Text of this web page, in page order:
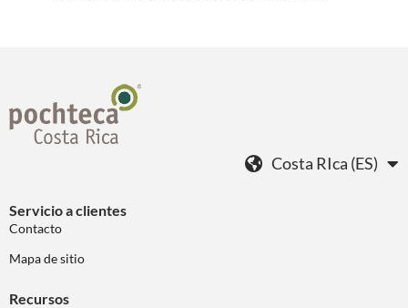
Costa RIca (ES)
Servicio a clientes
Contacto
Mapa de sitio
Recursos